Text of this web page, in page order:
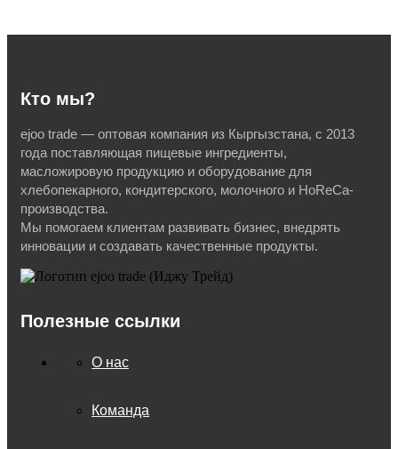
Кто мы?
ejoo trade — оптовая компания из Кыргызстана, с 2013
года поставляющая пищевые ингредиенты,
масложировую продукцию и оборудование для
хлебопекарного, кондитерского, молочного и HoReCa-
производства.
Мы помогаем клиентам развивать бизнес, внедрять
инновации и создавать качественные продукты.
Полезные ссылки
О нас
Команда